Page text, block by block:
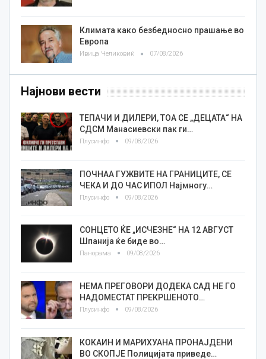
Климата како безбедносно прашање во
Европа
Ивица Челиковиќ 07/08/2026
Најнови вести
TEПАЧИ И ДИЛЕРИ, ТОА СЕ „ДЕЦАТА“ НА
СДСМ Манасиевски пак ги…
Плусинфо 09/08/2026
ПОЧНАА ГУЖВИТЕ НА ГРАНИЦИТЕ, СЕ
ЧЕКА И ДО ЧАС ИПОЛ Најмногу…
Плусинфо 09/08/2026
СОНЦЕТО ЌЕ „ИСЧЕЗНЕ“ НА 12 АВГУСТ
Шпанија ќе биде во…
Панорама 09/08/2026
НЕМА ПРЕГОВОРИ ДОДЕКА САД НЕ ГО
НАДОМЕСТАТ ПРЕКРШЕНОТО…
Плусинфо 09/08/2026
КОКАИН И МАРИХУАНА ПРОНАЈДЕНИ
ВО СКОПЈЕ Полицијата приведе…